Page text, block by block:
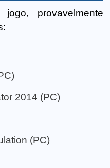
provavelmente
2014 (PC)
(PC)